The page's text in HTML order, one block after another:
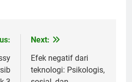
Next:
Efek negatif dari
teknologi: Psikologis,